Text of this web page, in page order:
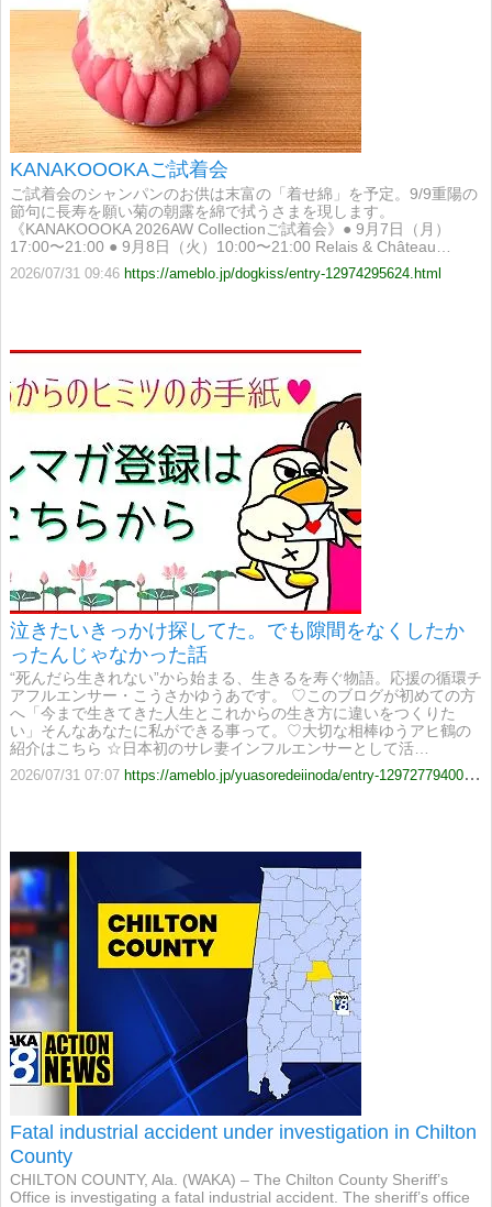
KANAKOOOKAご試着会
ご試着会のシャンパンのお供は末富の「着せ綿」を予定。9/9重陽の
節句に長寿を願い菊の朝露を綿で拭うさまを現します。
《KANAKOOOKA 2026AW Collectionご試着会》● 9月7日（月）
17:00〜21:00 ● 9月8日（火）10:00〜21:00 Relais & Château…
2026/07/31 09:46 https://ameblo.jp/dogkiss/entry-12974295624.html
泣きたいきっかけ探してた。でも隙間をなくしたか
ったんじゃなかった話
“死んだら生きれない”から始まる、生きるを寿ぐ物語。応援の循環チ
アフルエンサー・こうさかゆうあです。 ♡このブログが初めての方
へ「今まで生きてきた人生とこれからの生き方に違いをつくりた
い」そんなあなたに私ができる事って。♡大切な相棒ゆうアヒ鶴の
紹介はこちら ☆日本初のサレ妻インフルエンサーとして活…
2026/07/31 07:07 https://ameblo.jp/yuasoredeiinoda/entry-12972779400.html
Fatal industrial accident under investigation in Chilton
County
CHILTON COUNTY, Ala. (WAKA) – The Chilton County Sheriff’s
Office is investigating a fatal industrial accident. The sheriff’s office